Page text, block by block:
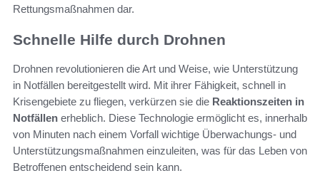
Rettungsmaßnahmen dar.
Schnelle Hilfe durch Drohnen
Drohnen revolutionieren die Art und Weise, wie Unterstützung
in Notfällen bereitgestellt wird. Mit ihrer Fähigkeit, schnell in
Krisengebiete zu fliegen, verkürzen sie die Reaktionszeiten in
Notfällen erheblich. Diese Technologie ermöglicht es, innerhalb
von Minuten nach einem Vorfall wichtige Überwachungs- und
Unterstützungsmaßnahmen einzuleiten, was für das Leben von
Betroffenen entscheidend sein kann.